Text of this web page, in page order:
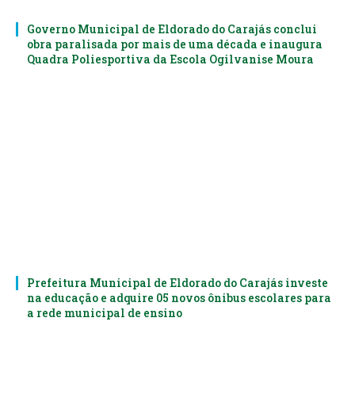
Governo Municipal de Eldorado do Carajás conclui
obra paralisada por mais de uma década e inaugura
Quadra Poliesportiva da Escola Ogilvanise Moura
Prefeitura Municipal de Eldorado do Carajás investe
na educação e adquire 05 novos ônibus escolares para
a rede municipal de ensino